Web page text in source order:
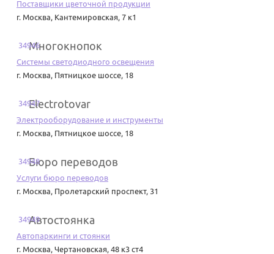
Поставщики цветочной продукции
г. Москва, Кантемировская, 7 к1
34946Многокнопок
Системы светодиодного освещения
г. Москва, Пятницкое шоссе, 18
34947Electrotovar
Электрооборудование и инструменты
г. Москва, Пятницкое шоссе, 18
34948Бюро переводов
Услуги бюро переводов
г. Москва, Пролетарский проспект, 31
34949Автостоянка
Автопаркинги и стоянки
г. Москва, Чертановская, 48 к3 ст4